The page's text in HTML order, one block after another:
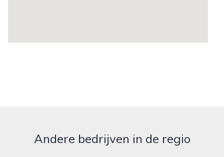
Andere bedrijven in de regio